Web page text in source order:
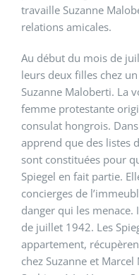
travaille Suzanne
relations amicales.
Au début du mois de
leurs deux filles chez
Suzanne Maloberti. La
femme protestante
consulat hongrois.
apprend que des listes
sont constituées pour
Spiegel en fait partie.
concierges de
danger qui les menace.
de juillet 1942. Les
appartement,
chez Suzanne et